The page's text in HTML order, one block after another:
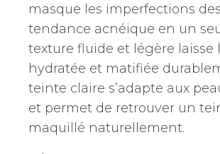
masque les imperfections
tendance acnéique en un
texture fluide et légère laisse
hydratée et matifiée
teinte claire s’adapte aux
et permet de retrouver un
maquillé naturellement.